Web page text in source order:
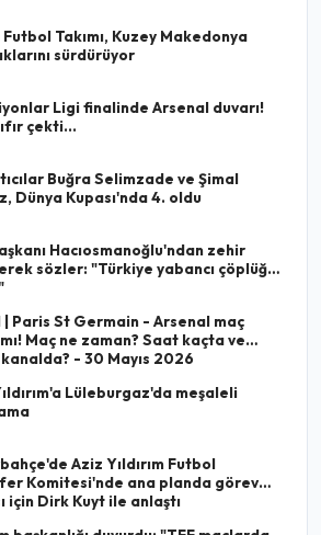
Takımı, Kuzey Makedonya
sürdürüyor
Ligi finalinde Arsenal duvarı!
çekti...
Buğra Selimzade ve Şimal
Dünya Kupası'nda 4. oldu
Hacıosmanoğlu'ndan zehir
sözler: "Türkiye yabancı çöplüğü
| Paris St Germain - Arsenal maç
Maç ne zaman? Saat kaçta ve
- 30 Mayıs 2026
Lüleburgaz'da meşaleli
Aziz Yıldırım Futbol
Komitesi'nde ana planda görev
için Dirk Kuyt ile anlaştı